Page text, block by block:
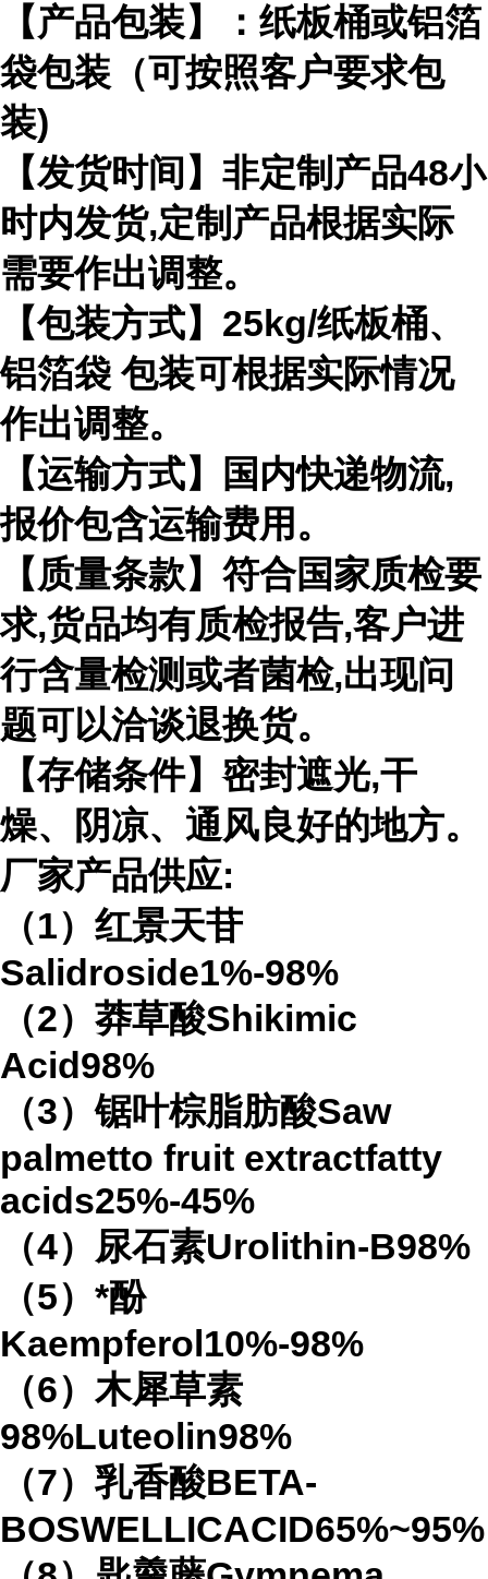
【产品包装】：纸板桶或铝箔
袋包装（可按照客户要求包
装)
【发货时间】非定制产品48小
时内发货,定制产品根据实际
需要作出调整。
【包装方式】25kg/纸板桶、
铝箔袋 包装可根据实际情况
作出调整。
【运输方式】国内快递物流,
报价包含运输费用。
【质量条款】符合国家质检要
求,货品均有质检报告,客户进
行含量检测或者菌检,出现问
题可以洽谈退换货。
【存储条件】密封遮光,干
燥、阴凉、通风良好的地方。
厂家产品供应:
（1）红景天苷
Salidroside1%-98%
（2）莽草酸Shikimic
Acid98%
（3）锯叶棕脂肪酸Saw
palmetto fruit extractfatty
acids25%-45%
（4）尿石素Urolithin-B98%
（5）*酚
Kaempferol10%-98%
（6）木犀草素
98%Luteolin98%
（7）乳香酸BETA-
BOSWELLICACID65%~95%